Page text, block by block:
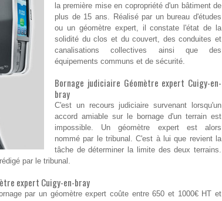
la première mise en copropriété d'un bâtiment de
plus de 15 ans. Réalisé par un bureau d'études
ou un géomètre expert, il constate l'état de la
solidité du clos et du couvert, des conduites et
canalisations collectives ainsi que des
équipements communs et de sécurité.
Bornage judiciaire Géomètre expert Cuigy-en-
bray
C'est un recours judiciaire survenant lorsqu'un
accord amiable sur le bornage d'un terrain est
impossible. Un géomètre expert est alors
nommé par le tribunal. C'est à lui que revient la
tâche de déterminer la limite des deux terrains.
par le tribunal.
expert Cuigy-en-bray
par un géomètre expert coûte entre 650 et 1000€ HT et